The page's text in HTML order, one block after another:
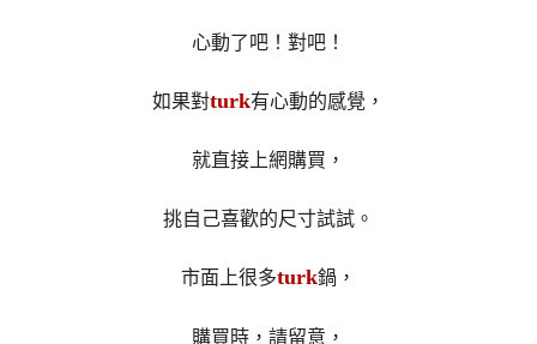
心動了吧！對吧！
如果對turk有心動的感覺，
就直接上網購買，
挑自己喜歡的尺寸試試。
市面上很多turk鍋，
購買時，請留意，